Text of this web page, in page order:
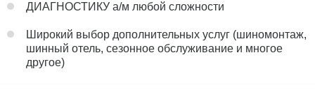
ДИАГНОСТИКУ а/м любой сложности
Широкий выбор дополнительных услуг (шиномонтаж,
шинный отель, сезонное обслуживание и многое
другое)